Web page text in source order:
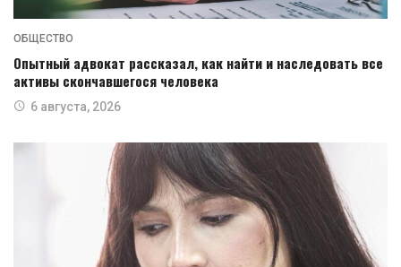
ОБЩЕСТВО
Опытный адвокат рассказал, как найти и наследовать все
активы скончавшегося человека
6 августа, 2026